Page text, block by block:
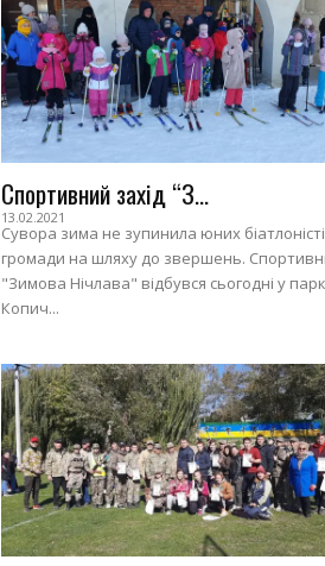
Спортивний захід “З...
13.02.2021
Сувора зима не зупинила юних
громади на шляху до звершень.
"Зимова Нічлава" відбувся сьогодні у
Копич...